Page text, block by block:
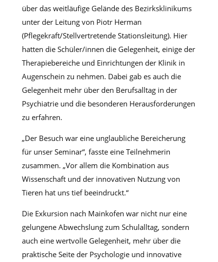
über das weitläufige Gelände des Bezirksklinikums
unter der Leitung von Piotr Herman
(Pflegekraft/Stellvertretende Stationsleitung). Hier
hatten die Schüler/innen die Gelegenheit, einige der
Therapiebereiche und Einrichtungen der Klinik in
Augenschein zu nehmen. Dabei gab es auch die
Gelegenheit mehr über den Berufsalltag in der
Psychiatrie und die besonderen Herausforderungen
zu erfahren.
„Der Besuch war eine unglaubliche Bereicherung
für unser Seminar“, fasste eine Teilnehmerin
zusammen. „Vor allem die Kombination aus
Wissenschaft und der innovativen Nutzung von
Tieren hat uns tief beeindruckt.“
Die Exkursion nach Mainkofen war nicht nur eine
gelungene Abwechslung zum Schulalltag, sondern
auch eine wertvolle Gelegenheit, mehr über die
praktische Seite der Psychologie und innovative